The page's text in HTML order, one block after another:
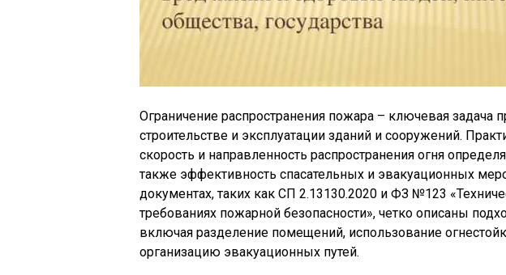
Ограничение распространения пожара – ключевая задача
строительстве и эксплуатации зданий и сооружений.
скорость и направленность распространения огня
также эффективность спасательных и эвакуационных
документах, таких как СП 2.13130.2020 и ФЗ №123
требованиях пожарной безопасности», четко описаны
включая разделение помещений, использование
организацию эвакуационных путей.